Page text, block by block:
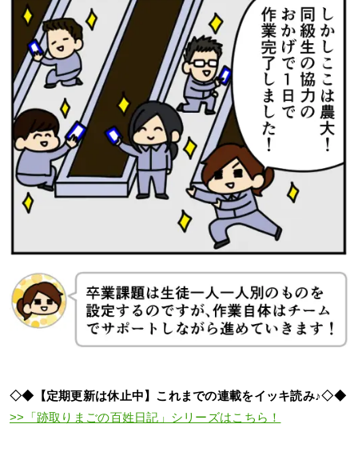
◇◆【定期更新は休止中】これまでの連載をイッキ読み♪◇◆
>>「跡取りまごの百姓日記」シリーズはこちら！